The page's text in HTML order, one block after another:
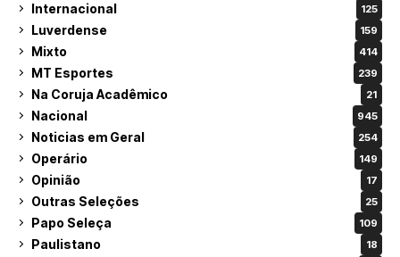
Internacional 125
Luverdense 159
Mixto 414
MT Esportes 239
Na Coruja Acadêmico 21
Nacional 945
Noticias em Geral 254
Operário 149
Opinião 17
Outras Seleções 25
Papo Seleça 109
Paulistano 18